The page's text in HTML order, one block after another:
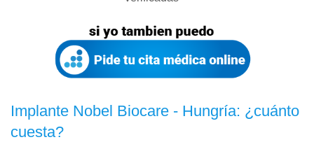
Implante Nobel Biocare - Hungría: ¿cuánto
cuesta?